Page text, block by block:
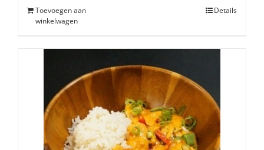
Toevoegen aan
winkelwagen
Details